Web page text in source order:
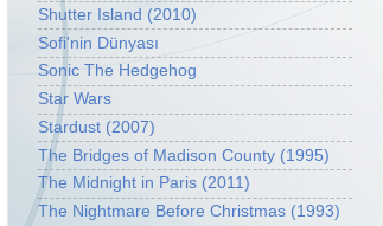
Shutter Island (2010)
Sofi'nin Dünyası
Sonic The Hedgehog
Star Wars
Stardust (2007)
The Bridges of Madison County (1995)
The Midnight in Paris (2011)
The Nightmare Before Christmas (1993)